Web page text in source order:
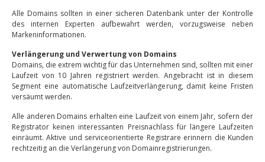
Alle Domains sollten in einer sicheren Datenbank unter der Kontrolle
des internen Experten aufbewahrt werden, vorzugsweise neben
Markeninformationen.
Verlängerung und Verwertung von Domains
Domains, die extrem wichtig für das Unternehmen sind, sollten mit einer
Laufzeit von 10 Jahren registriert werden. Angebracht ist in diesem
Segment eine automatische Laufzeitverlängerung, damit keine Fristen
versäumt werden.
Alle anderen Domains erhalten eine Laufzeit von einem Jahr, sofern der
Registrator keinen interessanten Preisnachlass für längere Laufzeiten
einräumt. Aktive und serviceorientierte Registrare erinnern die Kunden
rechtzeitig an die Verlängerung von Domainregistrierungen.